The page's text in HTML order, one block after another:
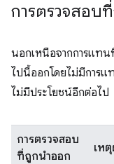
การตรวจสอบ
นอกเหนือจากการแทน
ไปนี้ออกโดยไม่มีการแ
ไม่มีประโยชน์อีกต่อไป
การตรวจสอบ
ที่ถูกนำออก
เห